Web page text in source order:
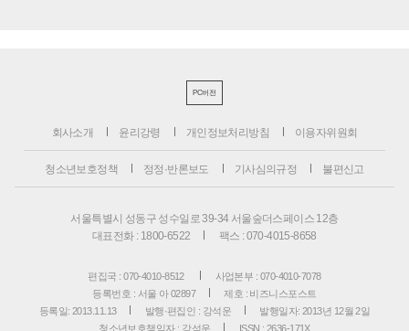
PC버전
회사소개 윤리강령 개인정보처리방침 이용자위원회
청소년보호정책 정정·반론보도 기사심의규정 불편신고
서울특별시 성동구 성수일로 39-34 서울숲더스페이스 12층
대표전화 : 1800-6522
팩스 : 070-4015-8658
편집국 : 070-4010-8512
사업본부 : 070-4010-7078
등록번호 : 서울 아 02897
제호 : 비즈니스포스트
등록일: 2013.11.13
발행·편집인 : 강석운
발행일자: 2013년 12월 2일
청소년보호책임자 : 강석운
ISSN : 2636-171X